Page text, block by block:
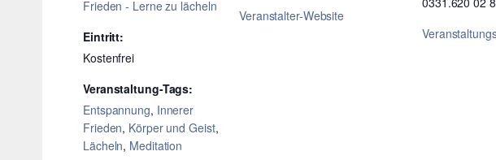
Frieden - Lerne zu lächeln
Eintritt:
Kostenfrei
Veranstaltung-Tags:
Entspannung, Innerer
Frieden, Körper und Geist,
Lächeln, Meditation
Veranstalter-Website